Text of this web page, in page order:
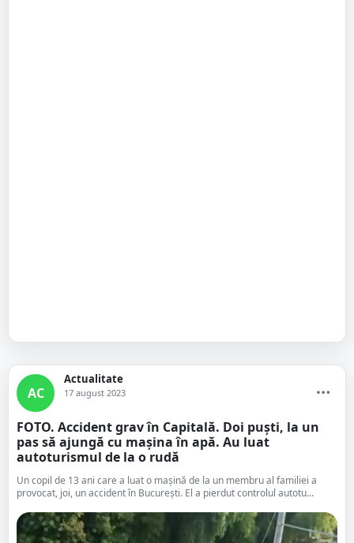
AC
Actualitate
17 august 2023
FOTO. Accident grav în Capitală. Doi puști, la un
pas să ajungă cu mașina în apă. Au luat
autoturismul de la o rudă
Un copil de 13 ani care a luat o maşină de la un membru al familiei a
provocat, joi, un accident în Bucureşti. El a pierdut controlul autotu...